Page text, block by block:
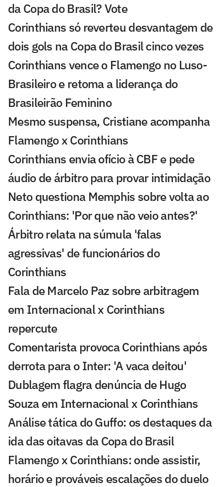
da Copa do Brasil? Vote
Corinthians só reverteu desvantagem de
dois gols na Copa do Brasil cinco vezes
Corinthians vence o Flamengo no Luso-
Brasileiro e retoma a liderança do
Brasileirão Feminino
Mesmo suspensa, Cristiane acompanha
Flamengo x Corinthians
Corinthians envia ofício à CBF e pede
áudio de árbitro para provar intimidação
Neto questiona Memphis sobre volta ao
Corinthians: 'Por que não veio antes?'
Árbitro relata na súmula 'falas
agressivas' de funcionários do
Corinthians
Fala de Marcelo Paz sobre arbitragem
em Internacional x Corinthians
repercute
Comentarista provoca Corinthians após
derrota para o Inter: 'A vaca deitou'
Dublagem flagra denúncia de Hugo
Souza em Internacional x Corinthians
Análise tática do Guffo: os destaques da
ida das oitavas da Copa do Brasil
Flamengo x Corinthians: onde assistir,
horário e prováveis escalações do duelo